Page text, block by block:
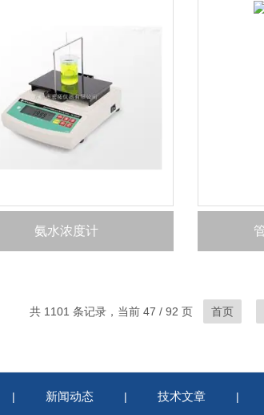
氨水浓度计
共 1101 条记录，当前 47 / 92 页 首页
| 新闻动态 | 技术文章 |